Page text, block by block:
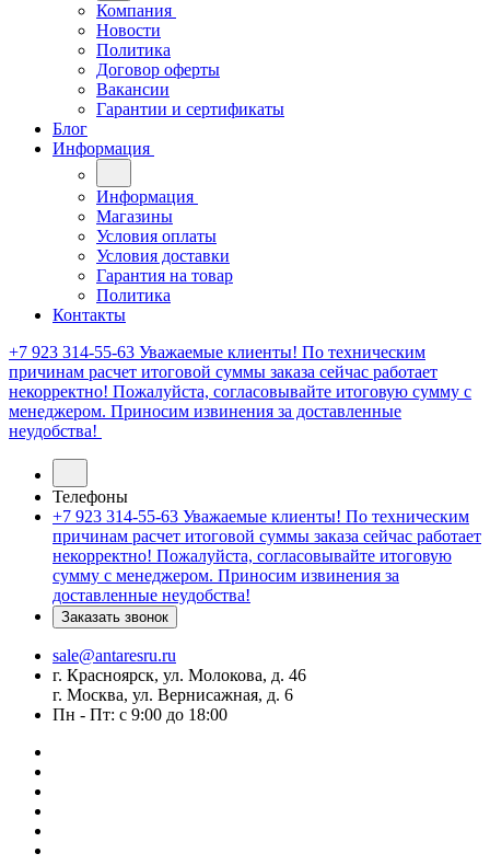
Компания
Новости
Политика
Договор оферты
Вакансии
Гарантии и сертификаты
Блог
Информация
Информация
Магазины
Условия оплаты
Условия доставки
Гарантия на товар
Политика
Контакты
+7 923 314-55-63 Уважаемые клиенты! По техническим
причинам расчет итоговой суммы заказа сейчас работает
некорректно! Пожалуйста, согласовывайте итоговую сумму с
менеджером. Приносим извинения за доставленные
неудобства!
Телефоны
+7 923 314-55-63 Уважаемые клиенты! По техническим
причинам расчет итоговой суммы заказа сейчас работает
некорректно! Пожалуйста, согласовывайте итоговую
сумму с менеджером. Приносим извинения за
доставленные неудобства!
Заказать звонок
sale@antaresru.ru
г. Красноярск, ул. Молокова, д. 46
г. Москва, ул. Вернисажная, д. 6
Пн - Пт: с 9:00 до 18:00